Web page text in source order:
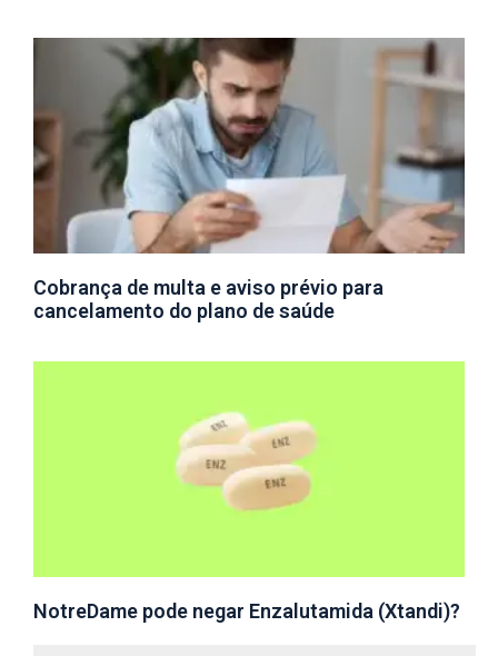
Cobrança de multa e aviso prévio para
cancelamento do plano de saúde
NotreDame pode negar Enzalutamida (Xtandi)?